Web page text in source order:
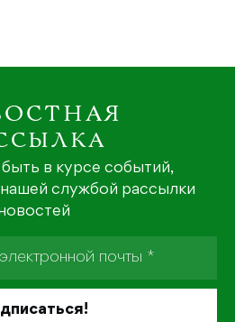
в курсе событий,
службой рассылки